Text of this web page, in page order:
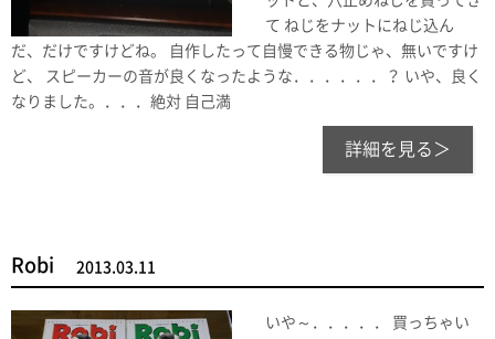
て ねじをナットにねじ込ん
だ、だけですけどね。 自作したって自慢できる物じゃ、無いですけ
ど、 スピーカーの音が良くなったような．．．．．．？ いや、良く
なりました。．．．絶対 自己満
詳細を見る＞
Robi 2013.03.11
いや～．．．．． 買っちゃい